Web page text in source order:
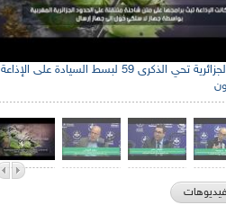
الإذاعة الجزائرية تحي الذكرى 59 لبسط السيادة على الإذاعة